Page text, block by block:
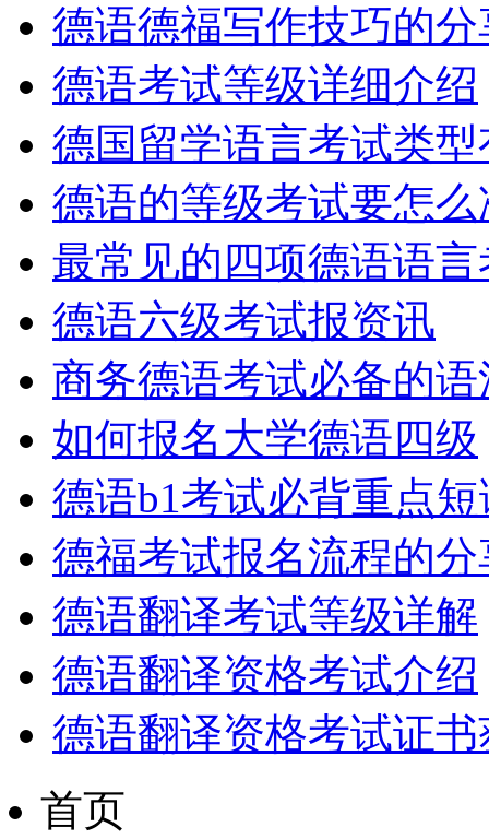
德语德福写作技巧的分
德语考试等级详细介绍
德国留学语言考试类
德语的等级考试要怎么
最常见的四项德语语
德语六级考试报资讯
商务德语考试必备的
如何报名大学德语四级
德语b1考试必背重点短
德福考试报名流程的分
德语翻译考试等级详解
德语翻译资格考试介绍
德语翻译资格考试证书
首页